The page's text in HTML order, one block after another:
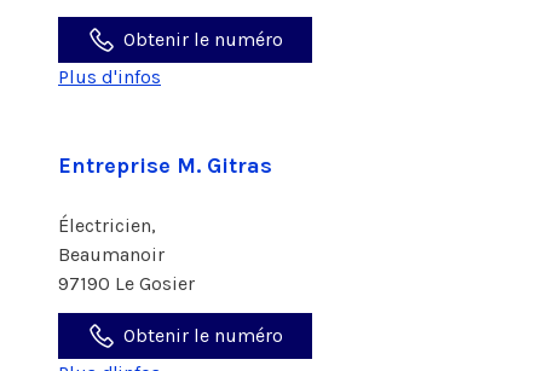
Obtenir le numéro
Plus d'infos
Entreprise M. Gitras
Électricien,
Beaumanoir
97190 Le Gosier
Obtenir le numéro